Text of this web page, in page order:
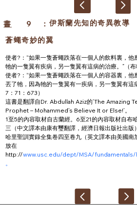
蒼蠅奇妙的翼
伊斯蘭先知的奇異教導
書
使者?：“如果一隻蒼蠅跌落在一個人的飲料裏，
牠的一隻翼有疾病，另一隻翼有這病的治療。”（
使者?：“如果一隻蒼蠅跌落在一個人的容器裏，他
丟了牠，因為牠的一隻翼有一疾病，另一隻翼有這
7：71：673）
這書是翻譯自Dr. Abdullah Aziz的’The Amazing
Prophet – Mohammed’s Believe It or Else!’。
1至5的內容取材自古蘭經。6至21的內容取材自布
三（中文譯本由康有璽翻譯，經濟日報出版社出版
哈里聖訓實錄全集卷四至卷九（英文譯本由美國南
放在
http://www.usc.edu/dept/MSA/fundamentals/
。
9 ：